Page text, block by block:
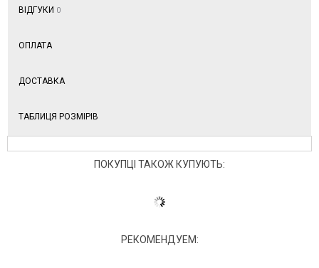
ВІДГУКИ 0
ОПЛАТА
ДОСТАВКА
ТАБЛИЦЯ РОЗМІРІВ
ПОКУПЦІ ТАКОЖ КУПУЮТЬ:
РЕКОМЕНДУЕМ: